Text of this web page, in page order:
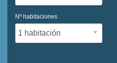
Nº habitaciones